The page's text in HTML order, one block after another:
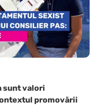
sunt valori
promovării